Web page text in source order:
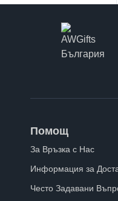
Помощ
За Връзка с Нас
Информация за
Често Задавани